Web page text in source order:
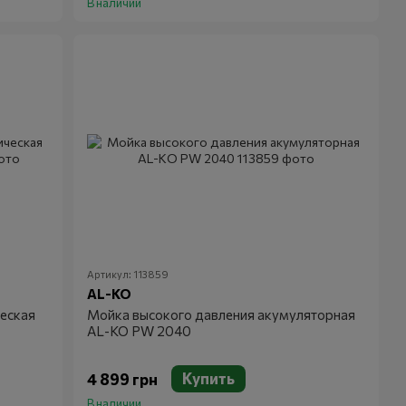
Артикул: 113859
AL-KO
Мойка высокого давления акумуляторная
AL-KO PW 2040
4 899 грн Купить